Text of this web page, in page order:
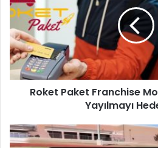
Modeli
ile
Türkiye’ye
Yayılmayı
Hedefliyor
Roket Paket Franchise
Yayılmayı
Google
tepkiler